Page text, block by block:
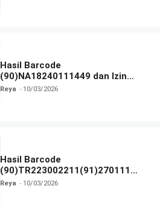
Hasil Barcode
(90)NA18240111449 dan Izin
BPOM
Reya 10/03/2026
Hasil Barcode
(90)TR223002211(91)270111
dan Izin BPOM
Reya 10/03/2026